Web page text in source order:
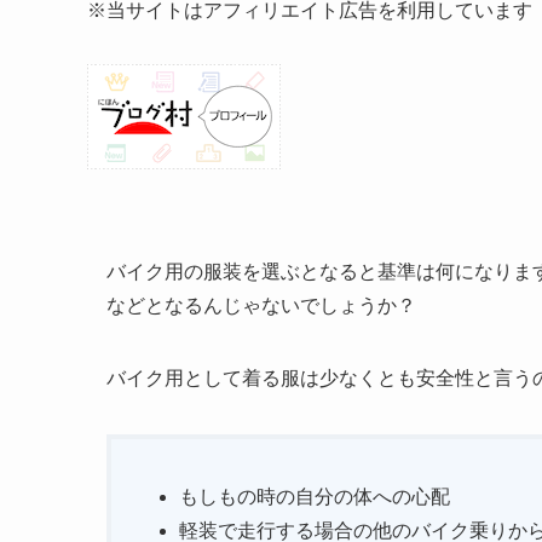
※当サイトはアフィリエイト広告を利用しています
バイク用の服装を選ぶとなると基準は何になり
などとなるんじゃないでしょうか？
バイク用として着る服は少なくとも安全性と言う
もしもの時の自分の体への心配
軽装で走行する場合の他のバイク乗りか